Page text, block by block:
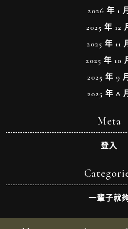
2026 年 1
2025 年 12
2025 年 11
2025 年 10
2025 年 9
2025 年 8
Meta
登入
一輩子就